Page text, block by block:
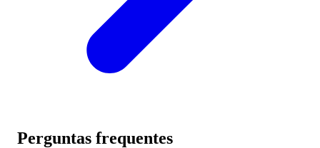
Perguntas frequentes